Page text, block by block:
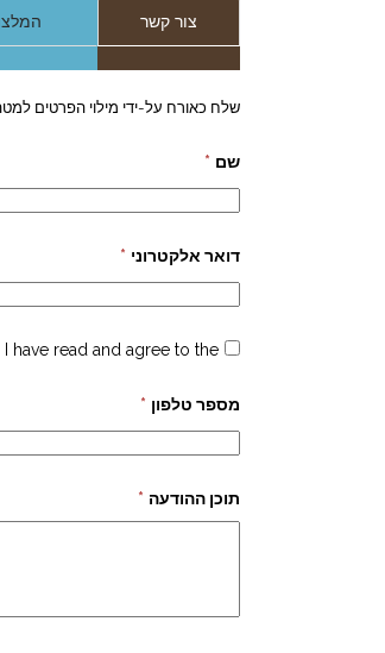
צור קשר
שלח כאורח על-ידי מילוי הפרטים
שם *
דואר אלקטרוני *
I have read and agree to the
מספר טלפון *
תוכן ההודעה *